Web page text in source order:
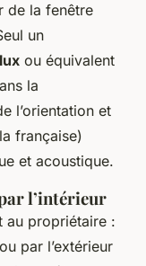
de la fenêtre
un
ou équivalent
la
l’orientation et
française)
et acoustique.
l’intérieur
au propriétaire :
par l’extérieur